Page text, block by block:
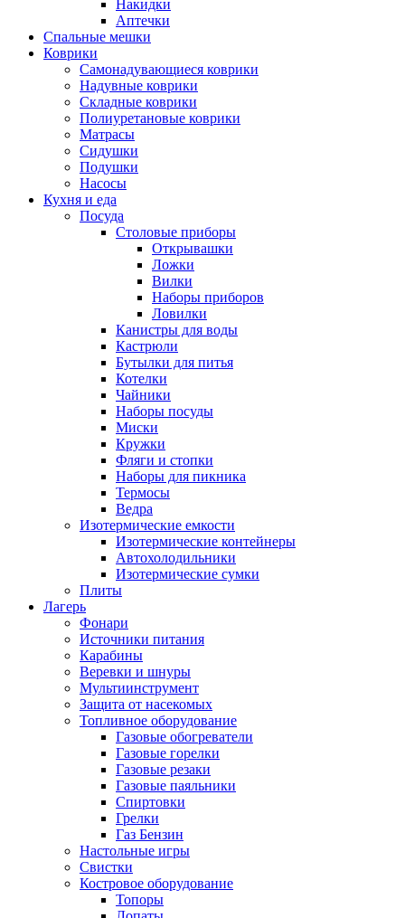
Накидки
Аптечки
Спальные мешки
Коврики
Самонадувающиеся коврики
Надувные коврики
Складные коврики
Полиуретановые коврики
Матрасы
Сидушки
Подушки
Насосы
Кухня и еда
Посуда
Столовые приборы
Открывашки
Ложки
Вилки
Наборы приборов
Ловилки
Канистры для воды
Кастрюли
Бутылки для питья
Котелки
Чайники
Наборы посуды
Миски
Кружки
Фляги и стопки
Наборы для пикника
Термосы
Ведра
Изотермические емкости
Изотермические контейнеры
Автохолодильники
Изотермические сумки
Плиты
Лагерь
Фонари
Источники питания
Карабины
Веревки и шнуры
Мультиинструмент
Защита от насекомых
Топливное оборудование
Газовые обогреватели
Газовые горелки
Газовые резаки
Газовые паяльники
Спиртовки
Грелки
Газ Бензин
Настольные игры
Свистки
Костровое оборудование
Топоры